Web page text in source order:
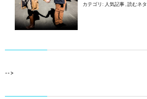
カテゴリ: 人気記事 読むネタ
-->